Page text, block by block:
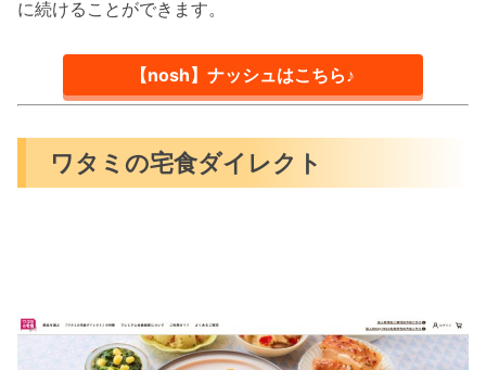
に続けることができます。
【nosh】ナッシュはこちら♪
ワタミの宅食ダイレクト